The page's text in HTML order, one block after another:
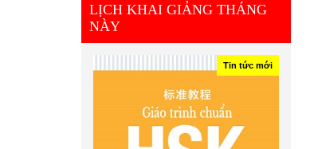
LỊCH KHAI GIẢNG THÁNG
NÀY
Tin tức mới